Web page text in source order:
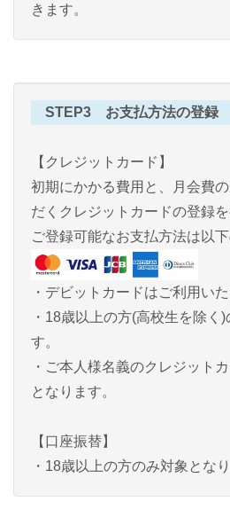
きます。
STEP3 お支払方法の登録
【クレジットカード】
初期にかかる費用と、月会費
だくクレジットカードの登録を
ご登録可能なお支払方法は以下
・デビットカードはご利用いた
・18歳以上の方(高校生を除く
す。
・ご本人様名義のクレジット
となります。
【口座振替】
・18歳以上の方のみ対象となり